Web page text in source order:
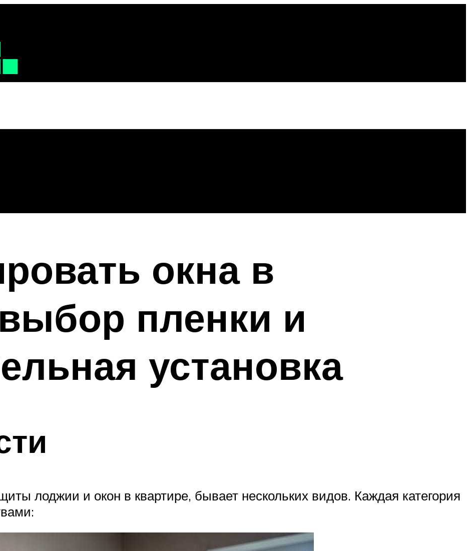
окна в
пленки и
установка
лоджии и окон в квартире, бывает нескольких видов. Каждая категория